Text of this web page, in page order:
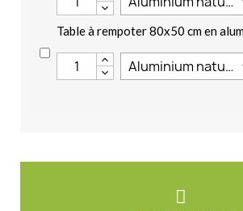
Table à rempoter 80x50 cm en